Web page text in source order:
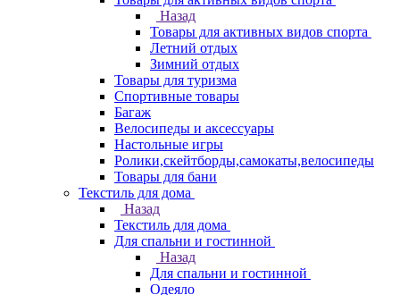
Назад
Товары для активных видов спорта
Летний отдых
Зимний отдых
Товары для туризма
Спортивные товары
Багаж
Велосипеды и аксессуары
Настольные игры
Ролики,скейтборды,самокаты,велосипеды
Товары для бани
Текстиль для дома
Назад
Текстиль для дома
Для спальни и гостинной
Назад
Для спальни и гостинной
Одеяло